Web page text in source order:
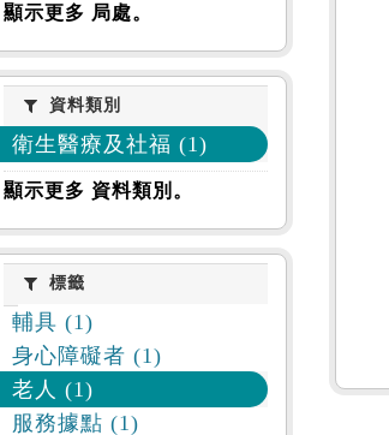
顯示更多 局處。
資料類別
資料類別
衛生醫療及社福 (1)
顯示更多 資料類別。
標籤標籤
輔具 (1)
身心障礙者 (1)
老人 (1)
服務據點 (1)